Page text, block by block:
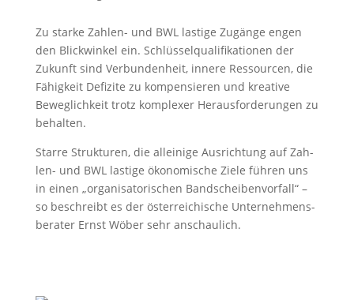
Zu star­ke Zah­len- und BWL las­ti­ge Zugän­ge engen
den Blick­win­kel ein. Schlüs­sel­qua­li­fi­ka­tio­nen der
Zukunft sind Ver­bun­den­heit, inne­re Res­sour­cen, die
Fähig­keit Defi­zi­te zu kom­pen­sie­ren und krea­ti­ve
Beweg­lich­keit trotz kom­ple­xer Her­aus­for­de­run­gen zu
behalten.
Star­re Struk­tu­ren, die allei­ni­ge Aus­rich­tung auf Zah­
len- und BWL las­ti­ge öko­no­mi­sche Zie­le füh­ren uns
in einen „orga­ni­sa­to­ri­schen Band­schei­ben­vor­fall“ –
so beschreibt es der öster­rei­chi­sche Unter­neh­mens­
be­ra­ter Ernst Wöber sehr anschaulich.